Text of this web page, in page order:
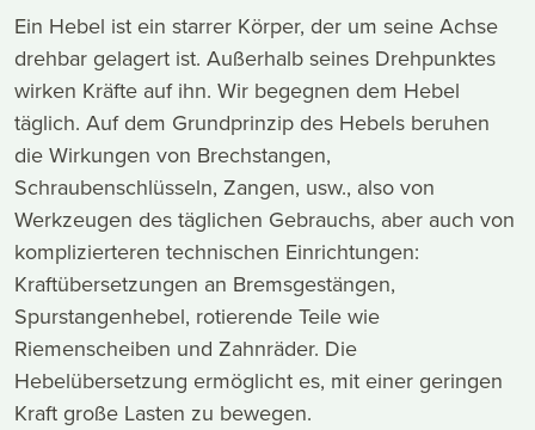
Ein Hebel ist ein starrer Körper, der um seine Achse
drehbar gelagert ist. Außerhalb seines Drehpunktes
wirken Kräfte auf ihn. Wir begegnen dem Hebel
täglich. Auf dem Grundprinzip des Hebels beruhen
die Wirkungen von Brechstangen,
Schraubenschlüsseln, Zangen, usw., also von
Werkzeugen des täglichen Gebrauchs, aber auch von
komplizierteren technischen Einrichtungen:
Kraftübersetzungen an Bremsgestängen,
Spurstangenhebel, rotierende Teile wie
Riemenscheiben und Zahnräder. Die
Hebelübersetzung ermöglicht es, mit einer geringen
Kraft große Lasten zu bewegen.